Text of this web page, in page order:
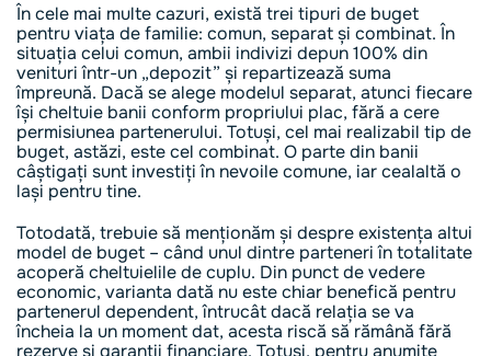
În cele mai multe cazuri, există trei tipuri de buget
pentru viața de familie: comun, separat și combinat. În
situația celui comun, ambii indivizi depun 100% din
venituri într-un „depozit” și repartizează suma
împreună. Dacă se alege modelul separat, atunci fiecare
își cheltuie banii conform propriului plac, fără a cere
permisiunea partenerului. Totuși, cel mai realizabil tip de
buget, astăzi, este cel combinat. O parte din banii
câștigați sunt investiți în nevoile comune, iar cealaltă o
lași pentru tine.
Totodată, trebuie să menționăm și despre existența altui
model de buget – când unul dintre parteneri în totalitate
acoperă cheltuielile de cuplu. Din punct de vedere
economic, varianta dată nu este chiar benefică pentru
partenerul dependent, întrucât dacă relația se va
încheia la un moment dat, acesta riscă să rămână fără
rezerve și garanții financiare. Totuși, pentru anumite